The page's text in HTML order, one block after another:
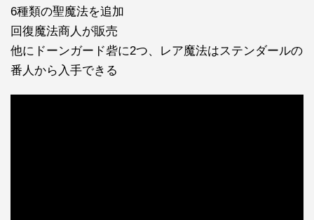
6種類の聖魔法を追加
回復魔法商人が販売
他にドーンガード砦に2つ、レア魔法はステンダールの
番人から入手できる